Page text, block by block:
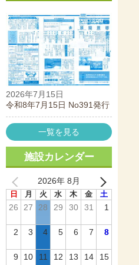
2026年7月15日
令和8年7月15日 No391発行
一覧を見る
施設カレンダー
2026年 8月
日 月 火 水 木 金 土
26 27 28 29 30 31 1
2 3 4 5 6 7 8
9 10 11 12 13 14 15